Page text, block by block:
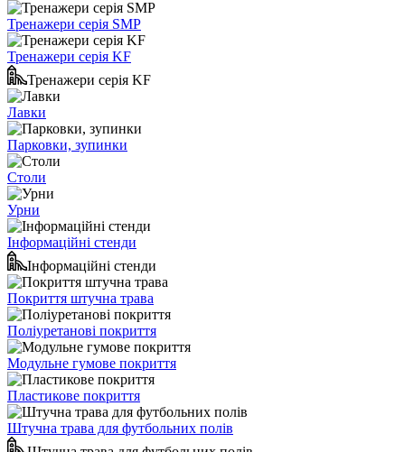
Тренажери серія SMP
Тренажери серія KF
Тренажери серія KF
Лавки
Парковки, зупинки
Столи
Урни
Інформаційні стенди
Інформаційні стенди
Покриття штучна трава
Поліуретанові покриття
Модульне гумове покриття
Пластикове покриття
Штучна трава для футбольних полів